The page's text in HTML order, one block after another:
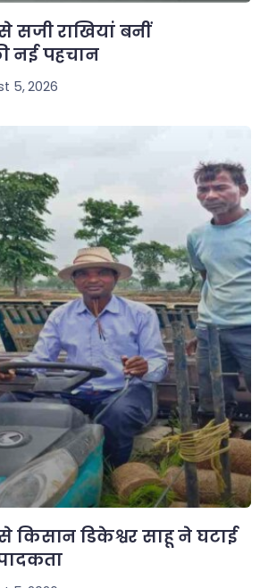
सजी राखियां बनीं
नई पहचान
5, 2026
से किसान डिकेश्वर साहू ने घटाई